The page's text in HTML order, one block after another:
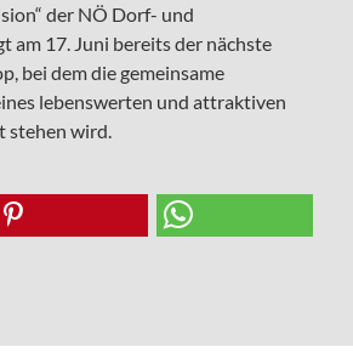
der NÖ Dorf- und
am 17. Juni bereits der nächste
bei dem die gemeinsame
lebenswerten und attraktiven
wird.